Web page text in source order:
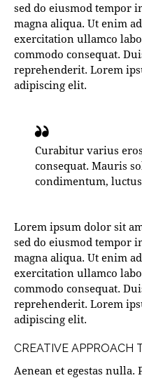
sed do eiusmod tempor
magna aliqua. Ut enim
exercitation ullamco
commodo consequat.
reprehenderit. Lorem
adipiscing elit.
Curabitur varius
consequat. Mauris
condimentum,
Lorem ipsum dolor sit
sed do eiusmod tempor
magna aliqua. Ut enim
exercitation ullamco
commodo consequat.
reprehenderit. Lorem
adipiscing elit.
CREATIVE APPROACH
Aenean et egestas